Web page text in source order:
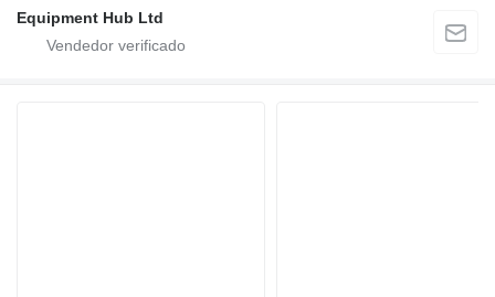
Equipment Hub Ltd